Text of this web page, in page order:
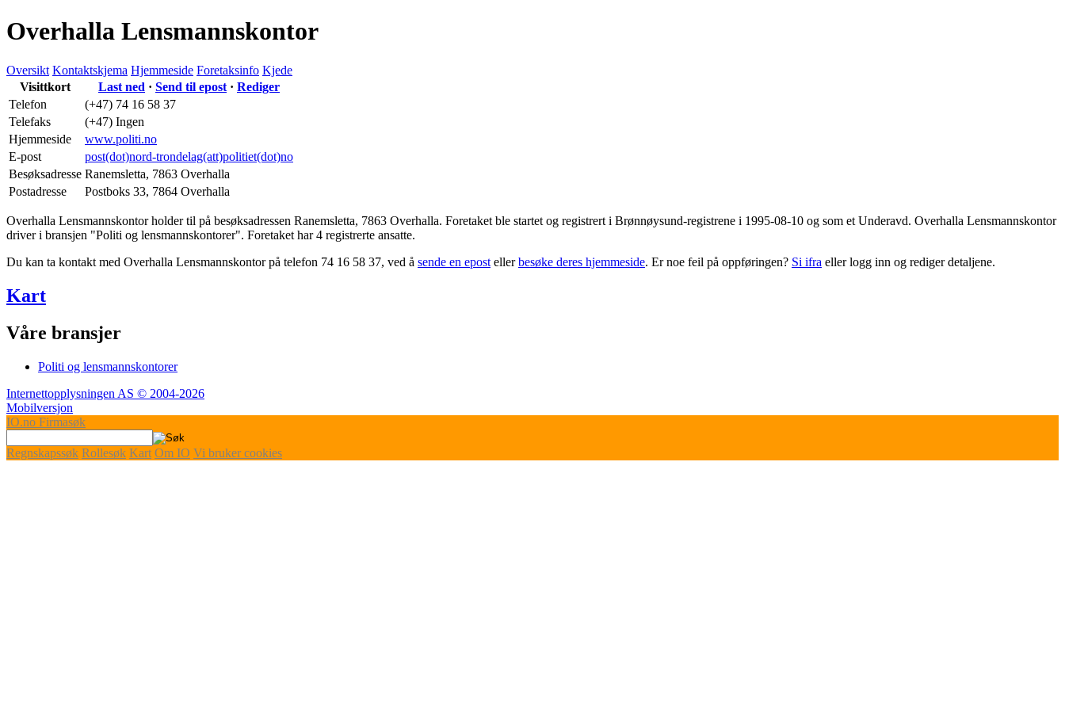
Overhalla Lensmannskontor
Oversikt Kontaktskjema Hjemmeside Foretaksinfo Kjede
Visittkort
Last ned · Send til epost · Rediger
Telefon
(+47) 74 16 58 37
Telefaks
(+47) Ingen
Hjemmeside
www.politi.no
E-post
post(dot)nord-trondelag(att)politiet(dot)no
Besøksadresse Ranemsletta, 7863 Overhalla
Postadresse
Postboks 33, 7864 Overhalla
Overhalla Lensmannskontor holder til på besøksadressen Ranemsletta, 7863 Overhalla. Foretaket ble startet og registrert i Brønnøysund-registrene i 1995-08-10 og som et Underavd. Overhalla Lensmannskontor
driver i bransjen "Politi og lensmannskontorer". Foretaket har 4 registrerte ansatte.
Du kan ta kontakt med Overhalla Lensmannskontor på telefon 74 16 58 37, ved å sende en epost ellerbesøke deres hjemmeside. Er noe feil på oppføringen? Si ifra eller logg inn og rediger detaljene.
Kart
Våre bransjer
Politi og lensmannskontorer
Internettopplysningen AS © 2004-2026
Mobilversjon
IO.no Firmasøk
Regnskapssøk Rollesøk Kart Om IO Vi bruker cookies